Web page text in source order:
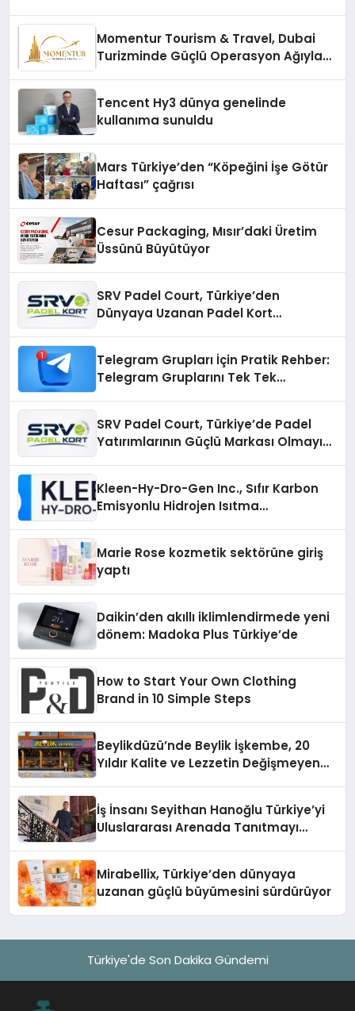
Momentur Tourism & Travel, Dubai
Turizminde Güçlü Operasyon Ağıyla
Tencent Hy3 dünya genelinde
kullanıma sunuldu
Mars Türkiye’den “Köpeğini İşe Götür
Haftası” çağrısı
Cesur Packaging, Mısır’daki Üretim
Üssünü Büyütüyor
SRV Padel Court, Türkiye’den
Dünyaya Uzanan Padel Kort
Telegram Grupları İçin Pratik Rehber:
Telegram Gruplarını Tek Tek
SRV Padel Court, Türkiye’de Padel
Yatırımlarının Güçlü Markası Olmayı
Kleen-Hy-Dro-Gen Inc., Sıfır Karbon
Emisyonlu Hidrojen Isıtma
Marie Rose kozmetik sektörüne giriş
yaptı
Daikin’den akıllı iklimlendirmede yeni
dönem: Madoka Plus Türkiye’de
How to Start Your Own Clothing
Brand in 10 Simple Steps
Beylikdüzü’nde Beylik İşkembe, 20
Yıldır Kalite ve Lezzetin Değişmeyen
İş İnsanı Seyithan Hanoğlu Türkiye’yi
Uluslararası Arenada Tanıtmayı
Mirabellix, Türkiye’den dünyaya
uzanan güçlü büyümesini sürdürüyor
Türkiye'de Son Dakika Gündemi